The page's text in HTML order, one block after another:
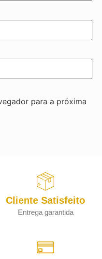
para a próxima
Cliente Satisfeito
Entrega garantida